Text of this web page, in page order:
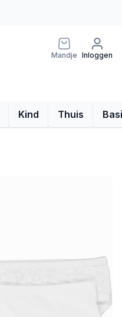
Mandje Inloggen
Kind Thuis